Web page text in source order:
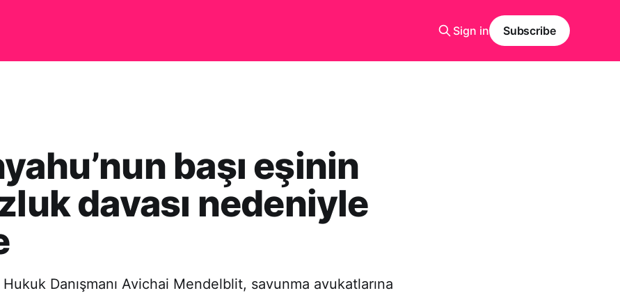
Sign in Subscribe
başı eşinin
davası nedeniyle
Danışmanı Avichai Mendelblit, savunma avukatlarına